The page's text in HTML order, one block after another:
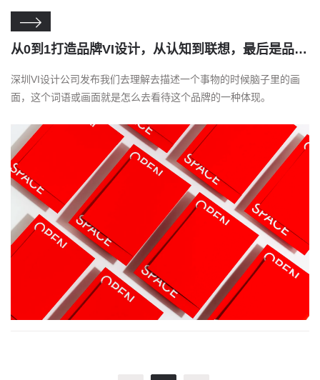

从0到1打造品牌VI设计，从认知到联想，最后是品牌定位！！
深圳VI设计公司发布我们去理解去描述一个事物的时候脑子里的画
面，这个词语或画面就是怎么去看待这个品牌的一种体现。